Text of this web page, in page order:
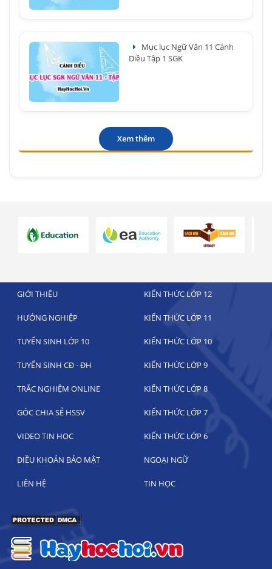
Mục lục Ngữ Văn 11 Cánh
Diều Tập 1 SGK
Xem thêm
GIỚI THIỆU KIẾN THỨC LỚP 12
HƯỚNG NGHIỆP KIẾN THỨC LỚP 11
TUYỂN SINH LỚP 10 KIẾN THỨC LỚP 10
TUYỂN SINH CĐ - ĐH KIẾN THỨC LỚP 9
TRẮC NGHIỆM ONLINE KIẾN THỨC LỚP 8
GÓC CHIA SẺ HSSV KIẾN THỨC LỚP 7
VIDEO TIN HỌC KIẾN THỨC LỚP 6
ĐIỀU KHOẢN BẢO MẬT NGOẠI NGỮ
LIÊN HỆ TIN HỌC